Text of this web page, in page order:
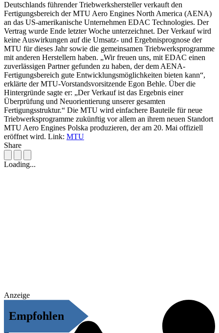
Deutschlands führender Triebwerkshersteller verkauft den
Fertigungsbereich der MTU Aero Engines North America (AENA)
an das US-amerikanische Unternehmen EDAC Technologies. Der
Vertrag wurde Ende letzter Woche unterzeichnet. Der Verkauf wird
keine Auswirkungen auf die Umsatz- und Ergebnisprognose der
MTU für dieses Jahr sowie die gemeinsamen Triebwerksprogramme
mit anderen Herstellern haben. „Wir freuen uns, mit EDAC einen
zuverlässigen Partner gefunden zu haben, der dem AENA-
Fertigungsbereich gute Entwicklungsmöglichkeiten bieten kann“,
erklärte der MTU-Vorstandsvorsitzende Egon Behle. Über die
Hintergründe sagte er: „Der Verkauf ist das Ergebnis einer
Überprüfung und Neuorientierung unserer gesamten
Fertigungsstruktur.“ Die MTU wird einfachere Bauteile für neue
Triebwerksprogramme zukünftig vor allem an ihrem neuen Standort
MTU Aero Engines Polska produzieren, der am 20. Mai offiziell
eröffnet wird. Link: MTU
Share
Loading...
Anzeige
Empfohlen